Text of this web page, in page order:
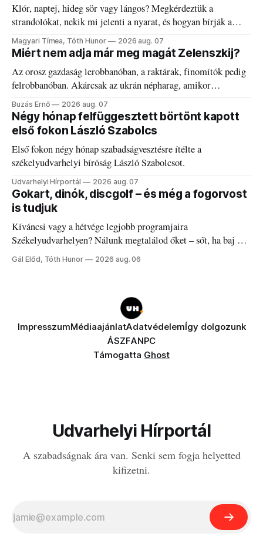
Klór, naptej, hideg sör vagy lángos? Megkérdeztük a
strandolókat, nekik mi jelenti a nyarat, és hogyan bírják a
kánikulát.
Magyari Tímea, Tóth Hunor 2026 aug. 07
Miért nem adja már meg magát Zelenszkij?
Az orosz gazdaság lerobbanóban, a raktárak, finomítók pedig
felrobbanóban. Akárcsak az ukrán népharag, amikor
elégedetlen vezetőivel.
Buzás Ernő 2026 aug. 07
Négy hónap felfüggesztett börtönt kapott
első fokon László Szabolcs
Első fokon négy hónap szabadságvesztésre ítélte a
székelyudvarhelyi bíróság László Szabolcsot.
Udvarhelyi Hírportál 2026 aug. 07
Gokart, dinók, discgolf – és még a fogorvost
is tudjuk
Kíváncsi vagy a hétvége legjobb programjaira
Székelyudvarhelyen? Nálunk megtalálod őket – sőt, ha baj van
a fogaddal, a fogorvosi ügyeletet is!
Gál Előd, Tóth Hunor 2026 aug. 06
ImpresszumMédiaajánlatAdatvédelemÍgy dolgozunk
ÁSZFANPC
Támogatta Ghost
Udvarhelyi Hírportál
A szabadságnak ára van. Senki sem fogja helyetted
kifizetni.